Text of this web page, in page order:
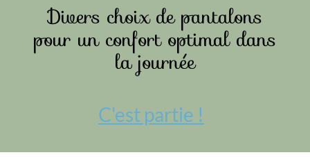
Divers choix de pantalons
pour un confort optimal dans
la journée
C'est partie !